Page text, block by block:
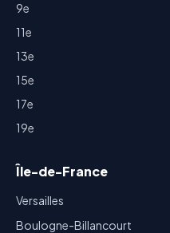
9e
11e
13e
15e
17e
19e
Île-de-France
Versailles
Boulogne-Billancourt